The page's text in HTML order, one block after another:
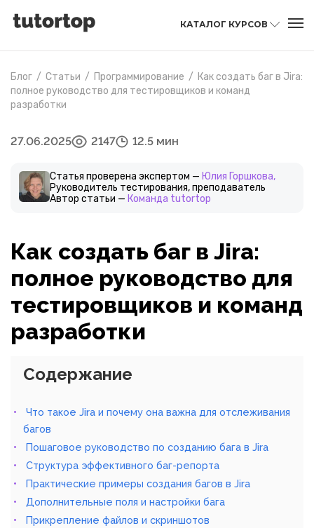
КАТАЛОГ КУРСОВ
Блог / Статьи / Программирование / Как создать баг в Jira:
полное руководство для тестировщиков и команд
разработки
27.06.2025 2147 12.5 мин
Статья проверена экспертом — Юлия Горшкова,
Руководитель тестирования, преподаватель
Автор статьи — Команда tutortop
Как создать баг в Jira:
полное руководство для
тестировщиков и команд
разработки
Содержание
Что такое Jira и почему она важна для отслеживания
багов
Пошаговое руководство по созданию бага в Jira
Структура эффективного баг-репорта
Практические примеры создания багов в Jira
Дополнительные поля и настройки бага
Прикрепление файлов и скриншотов